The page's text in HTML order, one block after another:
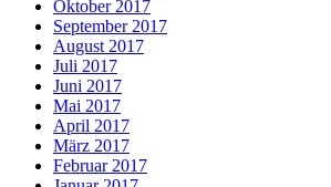
Oktober 2017
September 2017
August 2017
Juli 2017
Juni 2017
Mai 2017
April 2017
März 2017
Februar 2017